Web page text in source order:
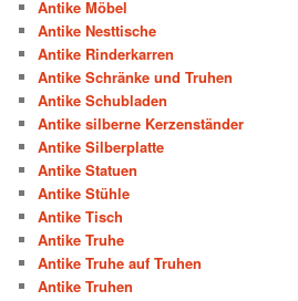
Antike Möbel
Antike Nesttische
Antike Rinderkarren
Antike Schränke und Truhen
Antike Schubladen
Antike silberne Kerzenständer
Antike Silberplatte
Antike Statuen
Antike Stühle
Antike Tisch
Antike Truhe
Antike Truhe auf Truhen
Antike Truhen